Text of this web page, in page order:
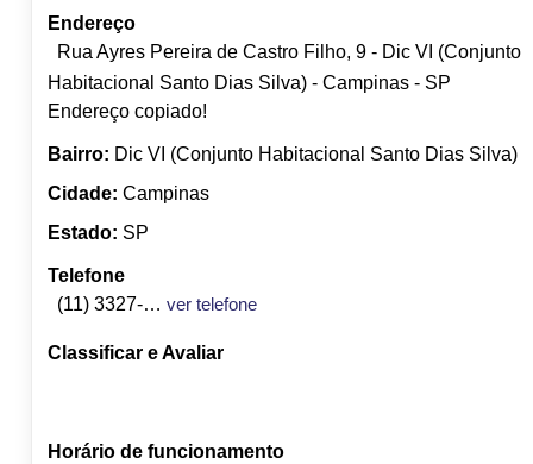
Endereço
Rua Ayres Pereira de Castro Filho, 9 - Dic VI (Conjunto
Habitacional Santo Dias Silva) - Campinas - SP
Endereço copiado!
Bairro: Dic VI (Conjunto Habitacional Santo Dias Silva)
Cidade: Campinas
Estado: SP
Telefone
(11) 3327-2771
ver telefone
Classificar e Avaliar
Horário de funcionamento